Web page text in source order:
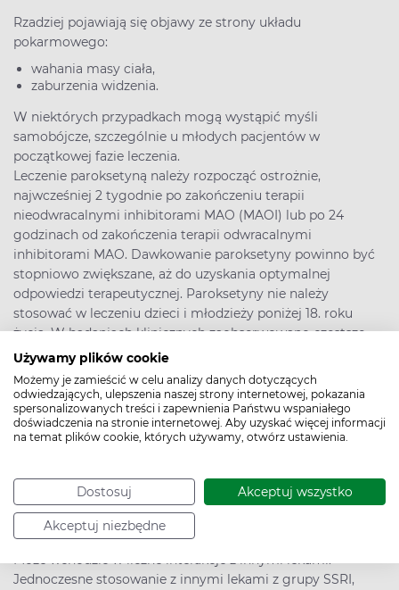
Używamy plików cookie
Możemy je zamieścić w celu analizy danych dotyczących
odwiedzających, ulepszenia naszej strony internetowej, pokazania
spersonalizowanych treści i zapewnienia Państwu wspaniałego
doświadczenia na stronie internetowej. Aby uzyskać więcej informacji
na temat plików cookie, których używamy, otwórz ustawienia.
Dostosuj Akceptuj wszystko
Akceptuj niezbędne
Rzadziej pojawiają się objawy ze strony układu
pokarmowego:
wahania masy ciała,
zaburzenia widzenia.
W niektórych przypadkach mogą wystąpić myśli
samobójcze, szczególnie u młodych pacjentów w
początkowej fazie leczenia.
Leczenie paroksetyną należy rozpocząć ostrożnie,
najwcześniej 2 tygodnie po zakończeniu terapii
nieodwracalnymi inhibitorami MAO (MAOI) lub po 24
godzinach od zakończenia terapii odwracalnymi
inhibitorami MAO. Dawkowanie paroksetyny powinno być
stopniowo zwiększane, aż do uzyskania optymalnej
odpowiedzi terapeutycznej. Paroksetyny nie należy
stosować w leczeniu dzieci i młodzieży poniżej 18. roku
życia. W badaniach klinicznych zaobserwowano częstsze
występowanie myśli i prób samobójczych oraz wrogości (w
tym agresji, zachowań buntowniczych i przejawów gniewu)
u dzieci i młodzieży leczonych lekami przeciwdepresyjnymi
w porównaniu do grup kontrolnych przyjmujących
placebo.
leczyć?
Chlorowodorek Paroksetyny – najczęstsze
interakcje
Może wchodzić w liczne interakcje z innymi lekami.
Jednoczesne stosowanie z innymi lekami z grupy SSRI,